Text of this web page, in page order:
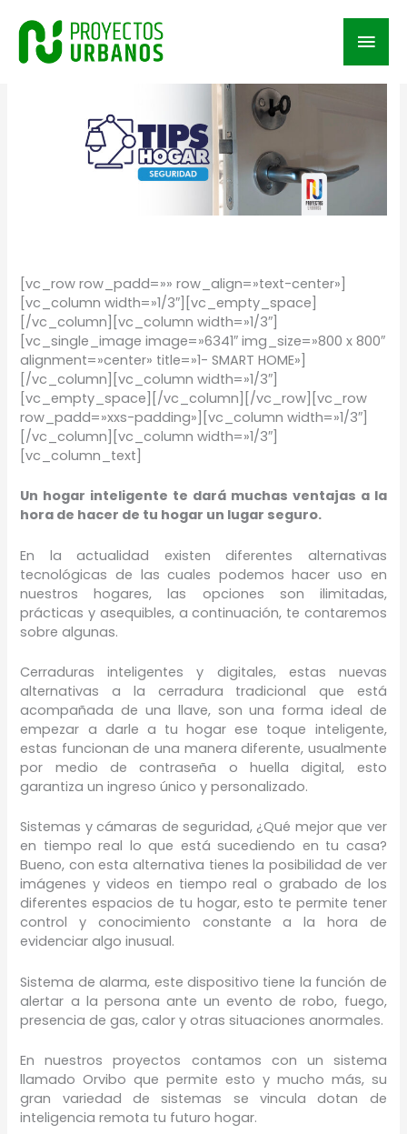
content
[vc_row row_padd=»» row_align=»text-center»]
[vc_column width=»1/3″][vc_empty_space]
[/vc_column][vc_column width=»1/3″]
[vc_single_image image=»6341″ img_size=»800 x 800″
alignment=»center» title=»1- SMART HOME»]
[/vc_column][vc_column width=»1/3″]
[vc_empty_space][/vc_column][/vc_row][vc_row
row_padd=»xxs-padding»][vc_column width=»1/3″]
[/vc_column][vc_column width=»1/3″]
[vc_column_text]
Un hogar inteligente te dará muchas ventajas a la
hora de hacer de tu hogar un lugar seguro.
En la actualidad existen diferentes alternativas
tecnológicas de las cuales podemos hacer uso en
nuestros hogares, las opciones son ilimitadas,
prácticas y asequibles, a continuación, te contaremos
sobre algunas.
Cerraduras inteligentes y digitales, estas nuevas
alternativas a la cerradura tradicional que está
acompañada de una llave, son una forma ideal de
empezar a darle a tu hogar ese toque inteligente,
estas funcionan de una manera diferente, usualmente
por medio de contraseña o huella digital, esto
garantiza un ingreso único y personalizado.
Sistemas y cámaras de seguridad, ¿Qué mejor que ver
en tiempo real lo que está sucediendo en tu casa?
Bueno, con esta alternativa tienes la posibilidad de ver
imágenes y videos en tiempo real o grabado de los
diferentes espacios de tu hogar, esto te permite tener
control y conocimiento constante a la hora de
evidenciar algo inusual.
Sistema de alarma, este dispositivo tiene la función de
alertar a la persona ante un evento de robo, fuego,
presencia de gas, calor y otras situaciones anormales.
En nuestros proyectos contamos con un sistema
llamado Orvibo que permite esto y mucho más, su
gran variedad de sistemas se vincula dotan de
inteligencia remota tu futuro hogar.